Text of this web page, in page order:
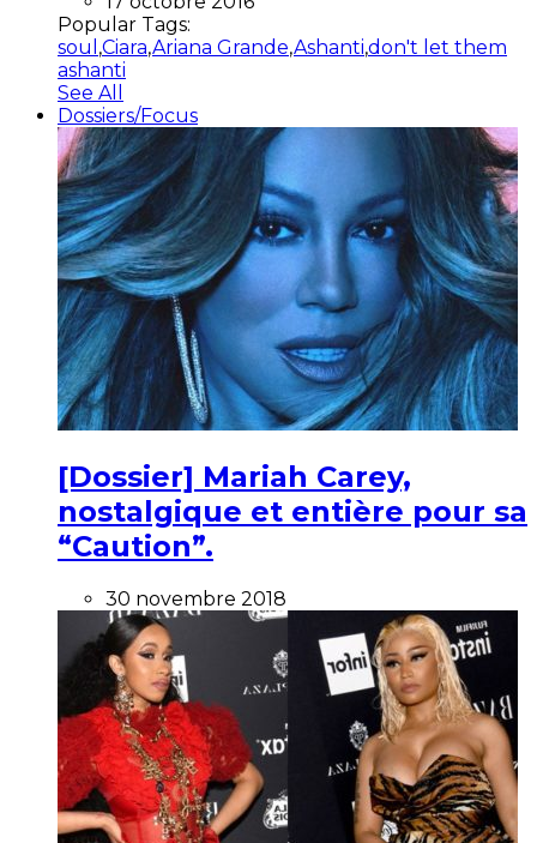
Popular Tags:
soul ,Ciara,Ariana Grande,Ashanti,don't let them
ashanti
See All
Dossiers/Focus
[Dossier] Mariah Carey,
nostalgique et entière pour sa
“Caution”.
30 novembre 2018